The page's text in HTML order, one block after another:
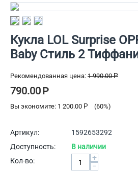
Кукла LOL Surprise
Baby Стиль 2
Рекомендованная цена: 1 990.00 Р
790.00Р
Вы экономите: 1 200.00 Р (60%)
Артикул:
1592653292
Доступность:
В наличии
Кол-во:
+
−